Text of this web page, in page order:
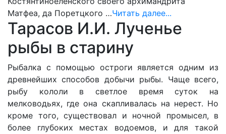
Матфеа, да Поретцкого …Читать далее...
Тарасов И.И. Лученье
рыбы в старину
Рыбалка с помощью остроги является одним из
древнейших способов добычи рыбы. Чаще всего,
рыбу кололи в светлое время суток на
мелководьях, где она скапливалась на нерест. Но
кроме того, существовал и ночной промысел, в
более глубоких местах водоемов, и для такой